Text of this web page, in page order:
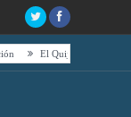
El Quijote, tetas, timbales y